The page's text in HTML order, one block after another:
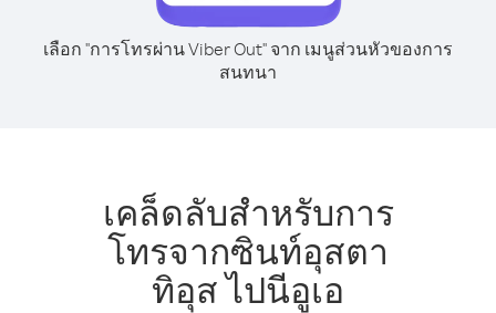
เลือก "การโทรผ่าน Viber Out" จาก เมนูส่วนหัวของการ
สนทนา
เคล็ดลับสำหรับการ
โทรจากซินท์อุสตา
ทิอุส ไปนีอูเอ